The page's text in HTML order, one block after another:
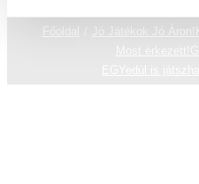
Főoldal Jó Játékok Jó Áron!